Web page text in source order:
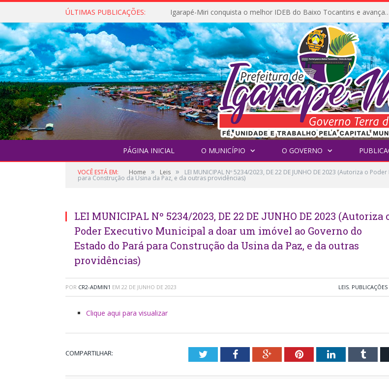
ÚLTIMAS PUBLICAÇÕES: Igarapé-Miri conquista o melhor IDEB do
PÁGINA INICIAL O MUNICÍPIO O GOVERNO
VOCÊ ESTÁ EM: Home » Leis » LEI MUNICIPAL Nº 5234/2023, DE 22 DE JUNHO DE 2023 (Autoriza o
para Construção da Usina da Paz, e da outras providências)
LEI MUNICIPAL Nº 5234/2023, DE 22 DE JUNHO DE 2023 (Autoriza
Poder Executivo Municipal a doar um imóvel ao Governo do
Estado do Pará para Construção da Usina da Paz, e da outras
providências)
POR CR2-ADMIN1 EM 22 DE JUNHO DE 2023 LEIS,
Clique aqui para visualizar
COMPARTILHAR: TwitterFacebookGoogle+PinterestLinkedIn